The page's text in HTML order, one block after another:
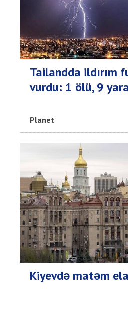
Tailandda ildırım
vurdu: 1 ölü, 9
Planet
Kiyevdə matəm